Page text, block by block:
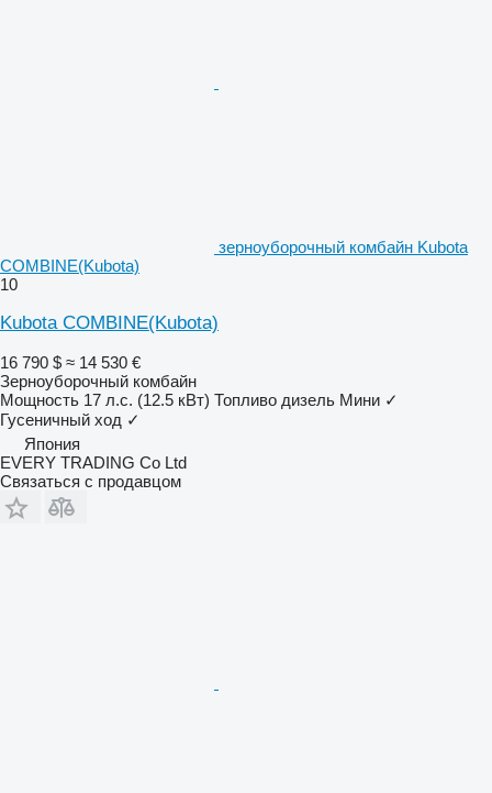
зерноуборочный комбайн Kubota
COMBINE(Kubota)
10
Kubota COMBINE(Kubota)
16 790 $ ≈ 14 530 €
Зерноуборочный комбайн
Мощность 17 л.с. (12.5 кВт) Топливо дизель Мини ✓
Гусеничный ход ✓
Япония
EVERY TRADING Co Ltd
Связаться с продавцом